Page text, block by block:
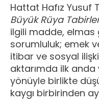
Hattat Hafız Yusuf
Büyük Rüya
ilgili madde,
sorumluluk; emek
itibar ve sosyal
aktarımda ilk anda
yönüyle birlikte
kaygı birbirinden